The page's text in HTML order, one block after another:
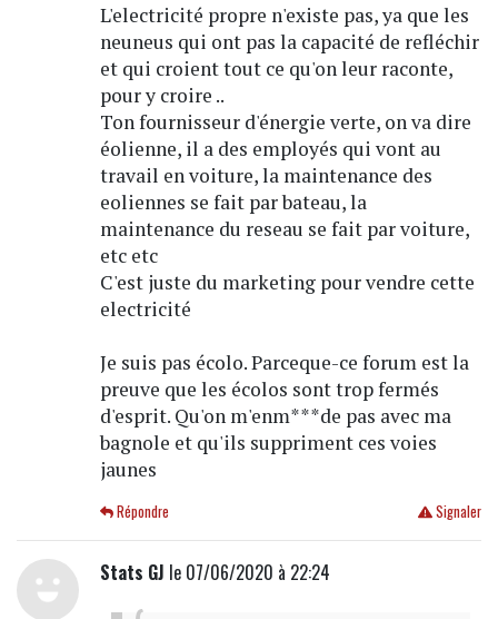
L'electricité propre n'existe pas, ya que les
neuneus qui ont pas la capacité de refléchir
et qui croient tout ce qu'on leur raconte,
pour y croire ..
Ton fournisseur d'énergie verte, on va dire
éolienne, il a des employés qui vont au
travail en voiture, la maintenance des
eoliennes se fait par bateau, la
maintenance du reseau se fait par voiture,
etc etc
C'est juste du marketing pour vendre cette
electricité
Je suis pas écolo. Parceque-ce forum est la
preuve que les écolos sont trop fermés
d'esprit. Qu'on m'enm***de pas avec ma
bagnole et qu'ils suppriment ces voies
jaunes
Signaler
Répondre
Stats GJ le 07/06/2020 à 22:24